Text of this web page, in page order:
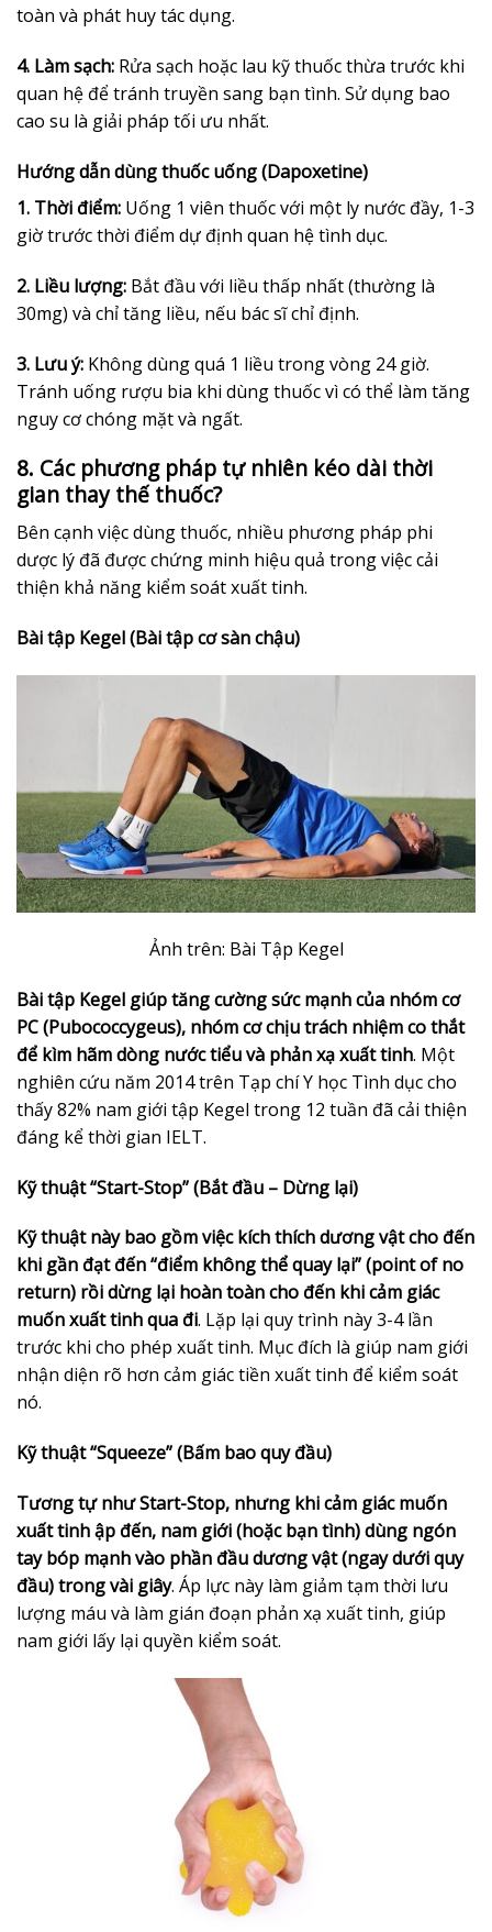
toàn và phát huy tác dụng.
4. Làm sạch: Rửa sạch hoặc lau kỹ thuốc thừa trước khi
quan hệ để tránh truyền sang bạn tình. Sử dụng bao
cao su là giải pháp tối ưu nhất.
Hướng dẫn dùng thuốc uống (Dapoxetine)
1. Thời điểm: Uống 1 viên thuốc với một ly nước đầy, 1-3
giờ trước thời điểm dự định quan hệ tình dục.
2. Liều lượng: Bắt đầu với liều thấp nhất (thường là
30mg) và chỉ tăng liều, nếu bác sĩ chỉ định.
3. Lưu ý: Không dùng quá 1 liều trong vòng 24 giờ.
Tránh uống rượu bia khi dùng thuốc vì có thể làm tăng
nguy cơ chóng mặt và ngất.
8. Các phương pháp tự nhiên kéo dài thời
gian thay thế thuốc?
Bên cạnh việc dùng thuốc, nhiều phương pháp phi
dược lý đã được chứng minh hiệu quả trong việc cải
thiện khả năng kiểm soát xuất tinh.
Bài tập Kegel (Bài tập cơ sàn chậu)
Ảnh trên: Bài Tập Kegel
Bài tập Kegel giúp tăng cường sức mạnh của nhóm cơ
PC (Pubococcygeus), nhóm cơ chịu trách nhiệm co thắt
để kìm hãm dòng nước tiểu và phản xạ xuất tinh. Một
nghiên cứu năm 2014 trên Tạp chí Y học Tình dục cho
thấy 82% nam giới tập Kegel trong 12 tuần đã cải thiện
đáng kể thời gian IELT.
Kỹ thuật “Start-Stop” (Bắt đầu – Dừng lại)
Kỹ thuật này bao gồm việc kích thích dương vật cho đến
khi gần đạt đến “điểm không thể quay lại” (point of no
return) rồi dừng lại hoàn toàn cho đến khi cảm giác
muốn xuất tinh qua đi. Lặp lại quy trình này 3-4 lần
trước khi cho phép xuất tinh. Mục đích là giúp nam giới
nhận diện rõ hơn cảm giác tiền xuất tinh để kiểm soát
nó.
Kỹ thuật “Squeeze” (Bấm bao quy đầu)
Tương tự như Start-Stop, nhưng khi cảm giác muốn
xuất tinh ập đến, nam giới (hoặc bạn tình) dùng ngón
tay bóp mạnh vào phần đầu dương vật (ngay dưới quy
đầu) trong vài giây. Áp lực này làm giảm tạm thời lưu
lượng máu và làm gián đoạn phản xạ xuất tinh, giúp
nam giới lấy lại quyền kiểm soát.